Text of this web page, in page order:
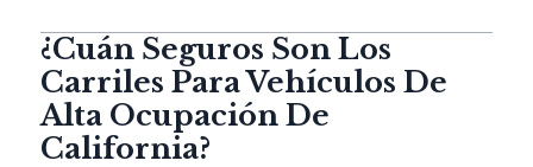
¿Cuán Seguros Son Los
Carriles Para Vehículos De
Alta Ocupación De
California?